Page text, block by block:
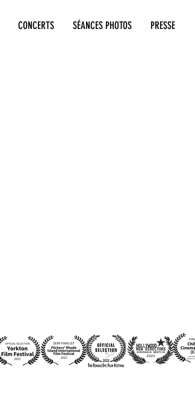
CONCERTS SÉANCES PHOTOS PRESSE